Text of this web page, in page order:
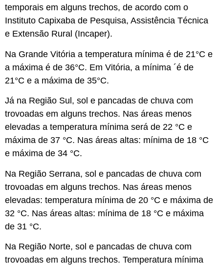
temporais em alguns trechos, de acordo com o
Instituto Capixaba de Pesquisa, Assistência Técnica
e Extensão Rural (Incaper).
Na Grande Vitória a temperatura mínima é de 21°C e
a máxima é de 36°C. Em Vitória, a mínima ´é de
21°C e a máxima de 35°C.
Já na Região Sul , sol e pancadas de chuva com
trovoadas em alguns trechos. Nas áreas menos
elevadas a temperatura mínima será de 22 °C e
máxima de 37 °C. Nas áreas altas: mínima de 18 °C
e máxima de 34 °C.
Na Região Serrana, sol e pancadas de chuva com
trovoadas em alguns trechos. Nas áreas menos
elevadas: temperatura mínima de 20 °C e máxima de
32 °C. Nas áreas altas: mínima de 18 °C e máxima
de 31 °C.
Na Região Norte, sol e pancadas de chuva com
trovoadas em alguns trechos. Temperatura mínima